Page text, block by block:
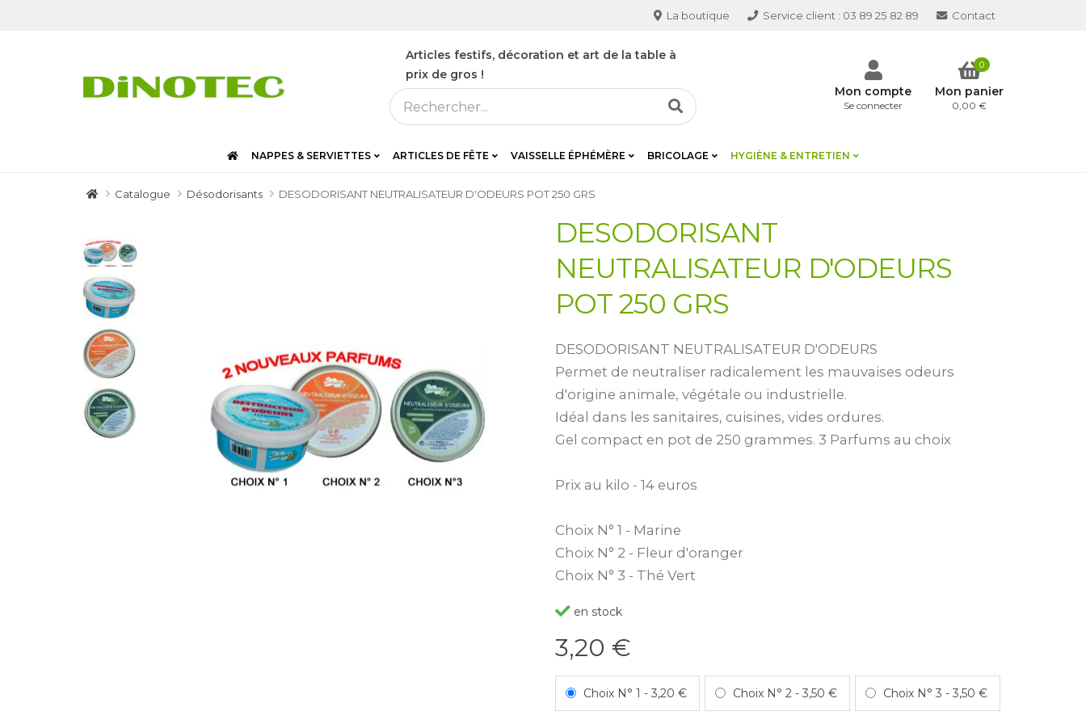
La boutique Service client : 03 89 25 82 89 Contact
Articles festifs, décoration et art de la table à
prix de gros !
Mon compte
Se connecter
0
Mon panier
0,00 €
NAPPES & SERVIETTES ARTICLES DE FÊTE VAISSELLE ÉPHÉMÈRE BRICOLAGE HYGIÈNE & ENTRETIEN
Catalogue Désodorisants DESODORISANT NEUTRALISATEUR D'ODEURS POT 250 GRS
DESODORISANT
NEUTRALISATEUR D'ODEURS
POT 250 GRS
DESODORISANT NEUTRALISATEUR D'ODEURS
Permet de neutraliser radicalement les mauvaises odeurs
d'origine animale, végétale ou industrielle.
Idéal dans les sanitaires, cuisines, vides ordures.
Gel compact en pot de 250 grammes. 3 Parfums au choix
Prix au kilo - 14 euros
Choix N° 1 - Marine
Choix N° 2 - Fleur d'oranger
Choix N° 3 - Thé Vert
en stock
3,20 €
Choix N° 1 - 3,20 € Choix N° 2 - 3,50 € Choix N° 3 - 3,50 €